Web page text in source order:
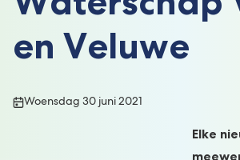
en Veluwe
Publicatiedatum:
Woensdag 30 juni 2021
Elke